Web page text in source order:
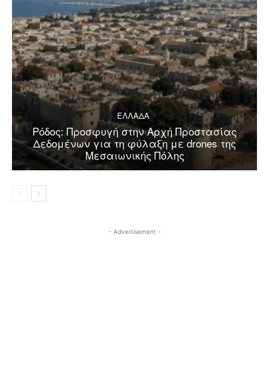
ΕΛΛΑΔΑ
Ρόδος: Προσφυγή στην Αρχή Προστασίας
Δεδομένων για τη φύλαξη με drones της
Μεσαιωνικής Πόλης
- Advertisement -